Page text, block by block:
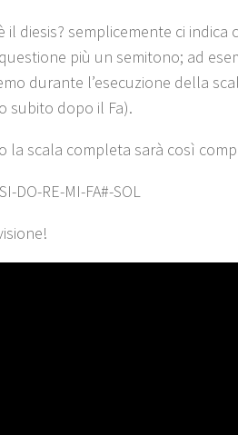
il diesis? semplicemente ci
più un semitono; ad
durante l’esecuzione della
subito dopo il Fa).
la scala completa sarà così
DO-RE-MI-FA#-SOL